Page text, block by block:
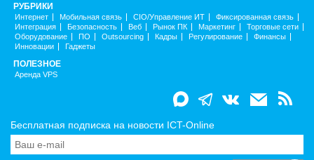
РУБРИКИ
Интернет Мобильная связь CIO/Управление ИТ
Фиксированная связь
Интеграция
Безопасность Веб Рынок ПК Маркетинг
Торговые сети
Оборудование
ПО Outsourcing Кадры Регулирование
Финансы
Инновации
Гаджеты
ПОЛЕЗНОЕ
Аренда VPS
Бесплатная подписка на новости ICT-Online